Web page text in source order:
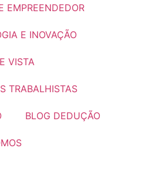
EMPREENDEDOR
E INOVAÇÃO
VISTA
TRABALHISTAS
BLOG DEDUÇÃO